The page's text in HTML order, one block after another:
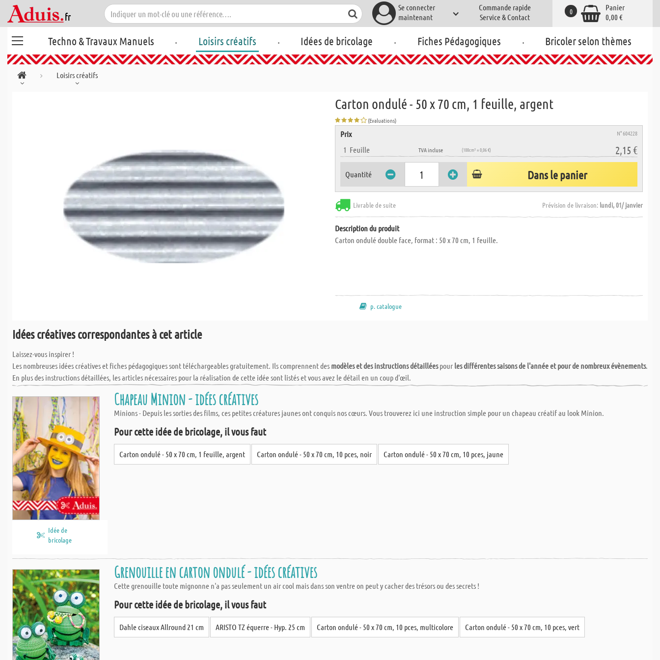
Se connecter
maintenant
Commande rapide
Service & Contact
Panier
0,00 €
0
Techno & Travaux Manuels . Loisirs créatifs . Idées de bricolage . Fiches Pédagogiques . Bricoler selon thèmes
Loisirs créatifs
Carton ondulé - 50 x 70 cm, 1 feuille, argent
(Evaluations)
Prix N° 604228
1 Feuille TVA incluse (100cm² = 0,06 €) 2,15 €
Quantité Dans le panier
Livrable de suite Prévision de livraison: lundi, 01/ janvier
Description du produit
Carton ondulé double face, format : 50 x 70 cm, 1 feuille.
p. catalogue
Idées créatives correspondantes à cet article
Laissez-vous inspirer !
Les nombreuses idées créatives et fiches pédagogiques sont téléchargeables gratuitement. Ils comprennent des modèles et des instructions détailléespour les différentes saisons de l'année et pour de nombreux évènements.
En plus des instructions détaillées, les articles nécessaires pour la réalisation de cette idée sont listés et vous avez le détail en un coup d'œil.
Idée de
bricolage
Chapeau Minion - idées créatives
Minions - Depuis les sorties des films, ces petites créatures jaunes ont conquis nos cœurs. Vous trouverez ici une instruction simple pour un chapeau créatif au look Minion.
Pour cette idée de bricolage, il vous faut
Carton ondulé - 50 x 70 cm, 1 feuille, argent Carton ondulé - 50 x 70 cm, 10 pces, noir Carton ondulé - 50 x 70 cm, 10 pces, jaune
Grenouille en carton ondulé - idées créatives
Cette grenouille toute mignonne n'a pas seulement un air cool mais dans son ventre on peut y cacher des trésors ou des secrets !
Pour cette idée de bricolage, il vous faut
Dahle ciseaux Allround 21 cm ARISTO TZ équerre - Hyp. 25 cm Carton ondulé - 50 x 70 cm, 10 pces, multicolore Carton ondulé - 50 x 70 cm, 10 pces, vert